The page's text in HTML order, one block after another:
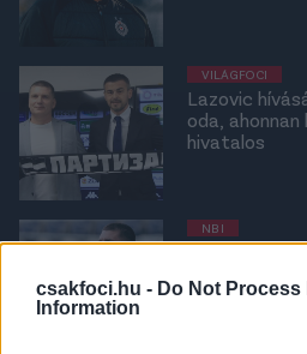
csakfoci.hu - Do Not Process
Information
VILÁGFOCI
Lazovic
oda,
hivatalos
NB I
Sajtóhír:
már elkelt